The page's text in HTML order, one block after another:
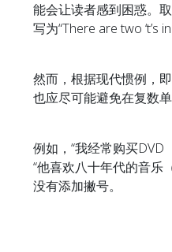
能会让读者感到困惑。
写为“There are two ‘t’s
然而，根据现代惯例，
也应尽可能避免在复数单
例如，“我经常购买DVD
“他喜欢八十年代的音乐
没有添加撇号。